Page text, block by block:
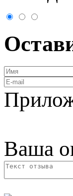
Ваша